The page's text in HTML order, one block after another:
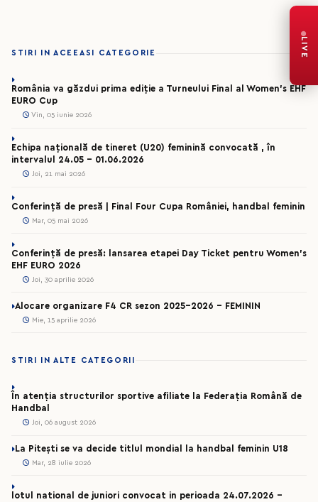
STIRI IN ACEEASI CATEGORIE
România va găzdui prima ediție a Turneului Final al Women’s EHF
EURO Cup
Vin, 05 iunie 2026
Echipa națională de tineret (U20) feminină convocată , în
intervalul 24.05 – 01.06.2026
Joi, 21 mai 2026
Conferință de presă | Final Four Cupa României, handbal feminin
Mar, 05 mai 2026
Conferință de presă: lansarea etapei Day Ticket pentru Women’s
EHF EURO 2026
Joi, 30 aprilie 2026
Alocare organizare F4 CR sezon 2025-2026 - FEMININ
Mie, 15 aprilie 2026
STIRI IN ALTE CATEGORII
În atenția structurilor sportive afiliate la Federația Română de
Handbal
Joi, 06 august 2026
La Pitești se va decide titlul mondial la handbal feminin U18
Mar, 28 iulie 2026
lotul national de juniori convocat in perioada 24.07.2026 –
LIVE